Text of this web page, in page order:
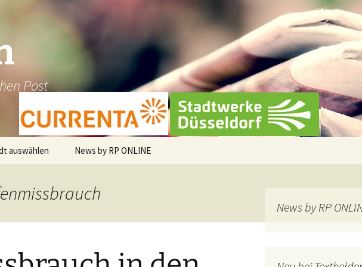
Post
auswählen News by RP ONLINE
News by RP